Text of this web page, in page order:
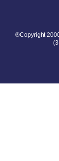
®Copyright